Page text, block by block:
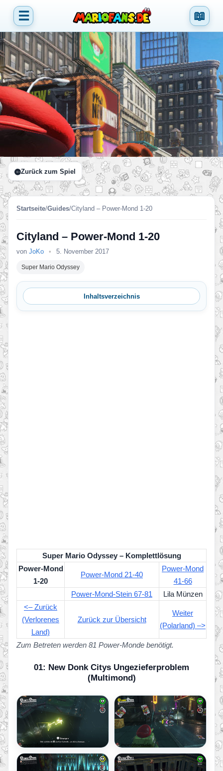
☰ 📖
Zurück zum Spiel
Startseite/Guides/Cityland – Power-Mond 1-20
Cityland – Power-Mond 1-20
von JoKo • 5. November 2017
Super Mario Odyssey
Inhaltsverzeichnis
Super Mario Odyssey – Komplettlösung
Power-Mond
1-20
Power-Mond 21-40
Power-Mond
41-66
Power-Mond-Stein 67-81
Lila Münzen
<– Zurück
(Verlorenes
Land)
Zurück zur Übersicht
Weiter
(Polarland) –>
Zum Betreten werden 81 Power-Monde benötigt.
01: New Donk Citys Ungezieferproblem
(Multimond)